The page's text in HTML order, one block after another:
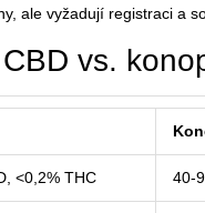
ale vyžadují registraci a
vs.
<0,2% THC 40-